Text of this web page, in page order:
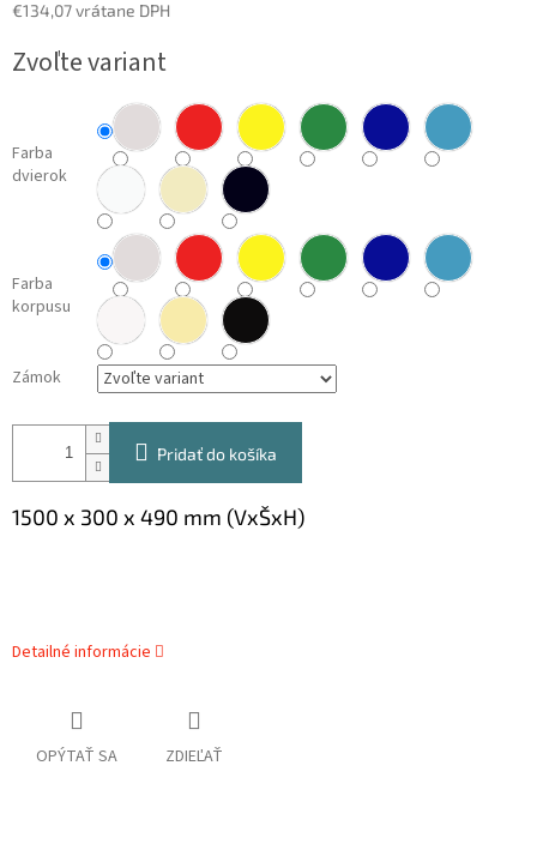
€134,07 vrátane DPH
cena:
Zvoľte variant
Farba
dvierok
Farba
korpusu
Zámok
Pridať do košíka
1500 x 300 x 490 mm (VxŠxH)
Detailné informácie
OPÝTAŤ SA ZDIEĽAŤ